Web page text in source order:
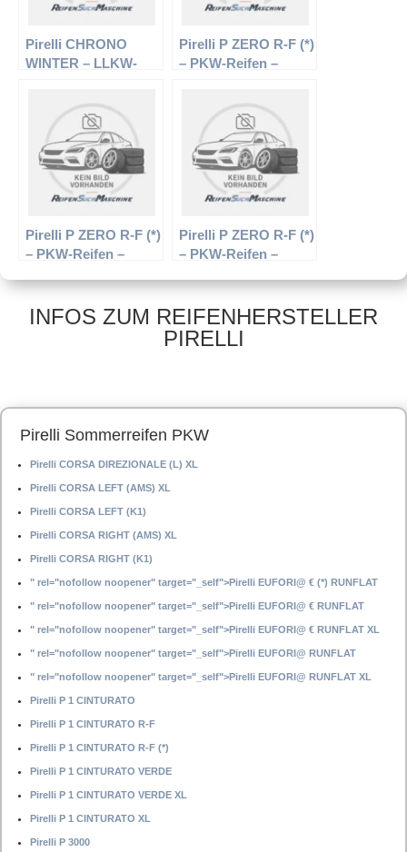
Pirelli CHRONO
WINTER – LLKW-
Winterreifen
Pirelli P ZERO R-F (*)
– PKW-Reifen –
Pirelli P ZERO R-F (*)
– PKW-Reifen –
Sommerreifen
Pirelli P ZERO R-F (*)
– PKW-Reifen –
Sommerreifen
INFOS ZUM REIFENHERSTELLER
PIRELLI
Pirelli Sommerreifen PKW
Pirelli CORSA DIREZIONALE (L) XL
Pirelli CORSA LEFT (AMS) XL
Pirelli CORSA LEFT (K1)
Pirelli CORSA RIGHT (AMS) XL
Pirelli CORSA RIGHT (K1)
" rel="nofollow noopener" target="_self">Pirelli EUFORI@ € (*) RUNFLAT
" rel="nofollow noopener" target="_self">Pirelli EUFORI@ € RUNFLAT
" rel="nofollow noopener" target="_self">Pirelli EUFORI@ € RUNFLAT XL
" rel="nofollow noopener" target="_self">Pirelli EUFORI@ RUNFLAT
" rel="nofollow noopener" target="_self">Pirelli EUFORI@ RUNFLAT XL
Pirelli P 1 CINTURATO
Pirelli P 1 CINTURATO R-F
Pirelli P 1 CINTURATO R-F (*)
Pirelli P 1 CINTURATO VERDE
Pirelli P 1 CINTURATO VERDE XL
Pirelli P 1 CINTURATO XL
Pirelli P 3000